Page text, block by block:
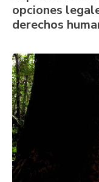
opciones
derechos